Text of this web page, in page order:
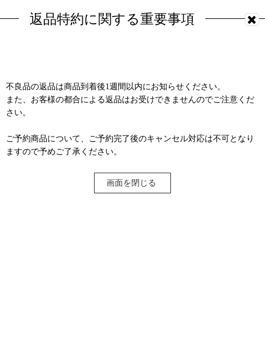
返品特約に関する重要事項
不良品の返品は商品到着後1週間以内にお知らせください。
また、お客様の都合による返品はお受けできませんのでご注意くだ
さい。
ご予約商品について、ご予約完了後のキャンセル対応は不可となり
ますので予めご了承ください。
画面を閉じる